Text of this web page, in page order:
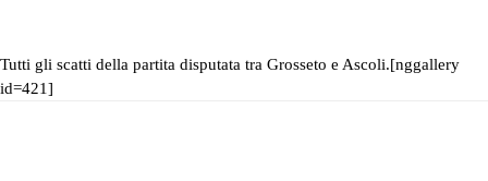
Tutti gli scatti della partita disputata tra Grosseto e Ascoli.[nggallery
id=421]